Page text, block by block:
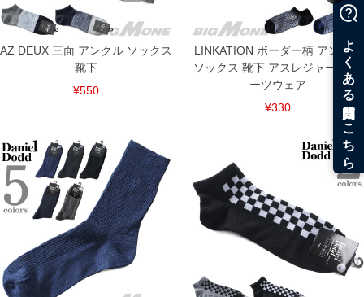
AZ DEUX 三面 アンクル ソックス
靴下
¥550
LINKATION ボーダー柄 アンクル
ソックス 靴下 アスレジャー スポ
ーツウェア
¥330